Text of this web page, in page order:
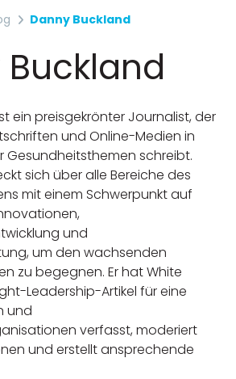
Danny Buckland
ein preisgekrönter Journalist, der
und Online-Medien in
Gesundheitsthemen schreibt.
sich über alle Bereiche des
mit einem Schwerpunkt auf
und
um den wachsenden
zu begegnen. Er hat White
Leadership-Artikel für eine
und
verfasst, moderiert
und erstellt ansprechende